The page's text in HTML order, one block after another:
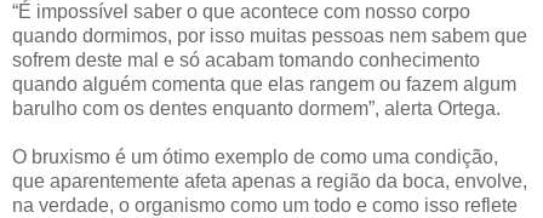
“É impossível saber o que acontece com nosso corpo
quando dormimos, por isso muitas pessoas nem sabem que
sofrem deste mal e só acabam tomando conhecimento
quando alguém comenta que elas rangem ou fazem algum
barulho com os dentes enquanto dormem”, alerta Ortega.
O bruxismo é um ótimo exemplo de como uma condição,
que aparentemente afeta apenas a região da boca, envolve,
na verdade, o organismo como um todo e como isso reflete